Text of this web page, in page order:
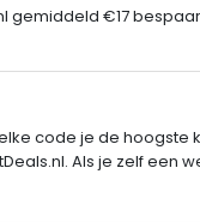
gemiddeld €17
code je de hoogste
Als je zelf een